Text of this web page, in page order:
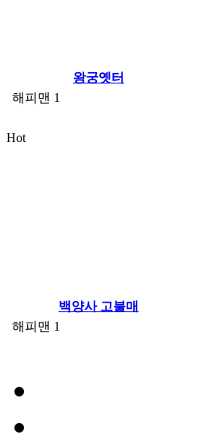
왕궁옛터
해피맨 1
Hot
백양사 고불매
해피맨 1